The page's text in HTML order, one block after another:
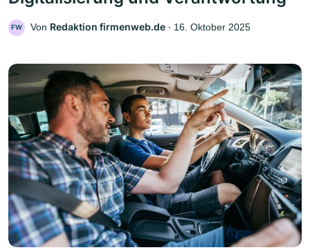
FW Von Redaktion firmenweb.de ‧ 16. Oktober 2025